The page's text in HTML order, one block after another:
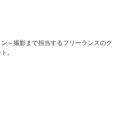
～撮影まで担当するフリーランスのク
。